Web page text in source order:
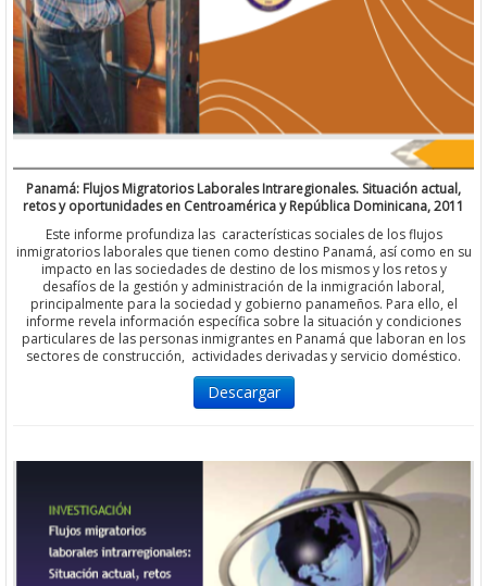
Panamá: Flujos Migratorios Laborales Intraregionales. Situación actual,
retos y oportunidades en Centroamérica y República Dominicana, 2011
Este informe profundiza las características sociales de los flujos
inmigratorios laborales que tienen como destino Panamá, así como en su
impacto en las sociedades de destino de los mismos y los retos y
desafíos de la gestión y administración de la inmigración laboral,
principalmente para la sociedad y gobierno panameños. Para ello, el
informe revela información específica sobre la situación y condiciones
particulares de las personas inmigrantes en Panamá que laboran en los
sectores de construcción, actividades derivadas y servicio doméstico.
Descargar